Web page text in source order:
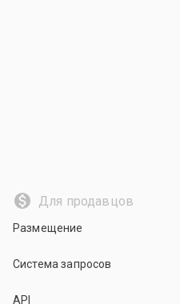
Для продавцов
Размещение
Система запросов
API